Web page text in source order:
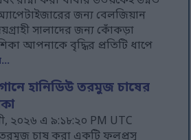
জন্য বেলজিয়ান
সালাদের জন্য কোঁকড়া
আপনাকে বৃদ্ধির প্রতিটি ধাপে
হানিডিউ তরমুজ চাষের
২০২৬ এ ৯:১৮:২০ PM UTC
চাষ করা একটি ফলপ্রসূ